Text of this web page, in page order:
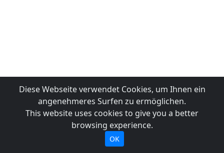
Diese Webseite verwendet Cookies, um Ihnen ein
angenehmeres Surfen zu ermöglichen.
This website uses cookies to give you a better
browsing experience.
OK